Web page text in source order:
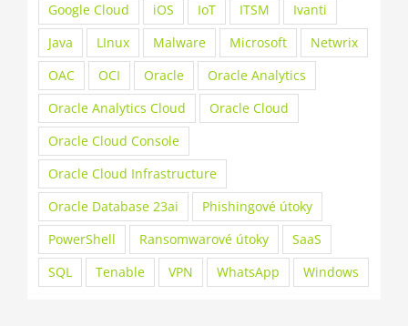
Google Cloud
iOS IoT ITSM
Ivanti
Java
LInux Malware Microsoft
Netwrix
OAC
OCI Oracle
Oracle Analytics
Oracle Analytics Cloud
Oracle Cloud
Oracle Cloud Console
Oracle Cloud Infrastructure
Oracle Database 23ai
Phishingové útoky
PowerShell
Ransomwarové útoky
SaaS
SQL
Tenable VPN WhatsApp Windows